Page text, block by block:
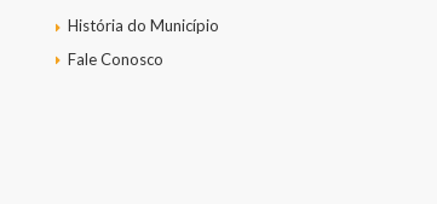
História do Município
Fale Conosco